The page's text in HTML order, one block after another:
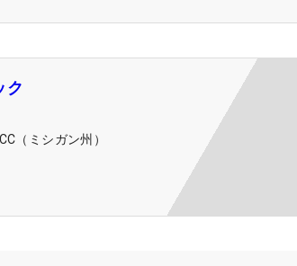
ク
（ミシガン州）